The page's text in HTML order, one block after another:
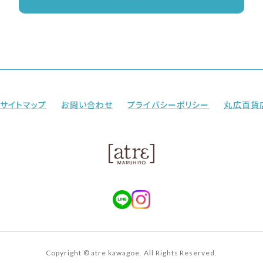
サイトマップ お問い合わせ プライバシーポリシー 丸広百貨
Copyright © atre kawagoe. All Rights Reserved.